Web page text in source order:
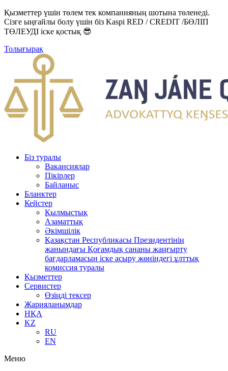
Қызметтер үшін төлем тек компанияның шотына төленеді.
Сізге ыңғайлы болу үшін біз Kaspi RED / CREDIT /БӨЛІП
ТӨЛЕУДІ іске қостық 😎
Толығырақ
Біз туралы
Вакансиялар
Пікірлер
Байланыс
Бланктер
Кейстер
Қылмыстық
Азаматтық
Әкімшілік
Қазақстан Республикасы Президентінің
жанындағы Қоғамдық сананы жаңғырту
бағдарламасын іске асыру жөніндегі ұлттық
комиссия туралы
Қызметтер
Сервистер
Өзіңді тексер
Жарияланымдар
НҚА
KZ
RU
EN
Меню